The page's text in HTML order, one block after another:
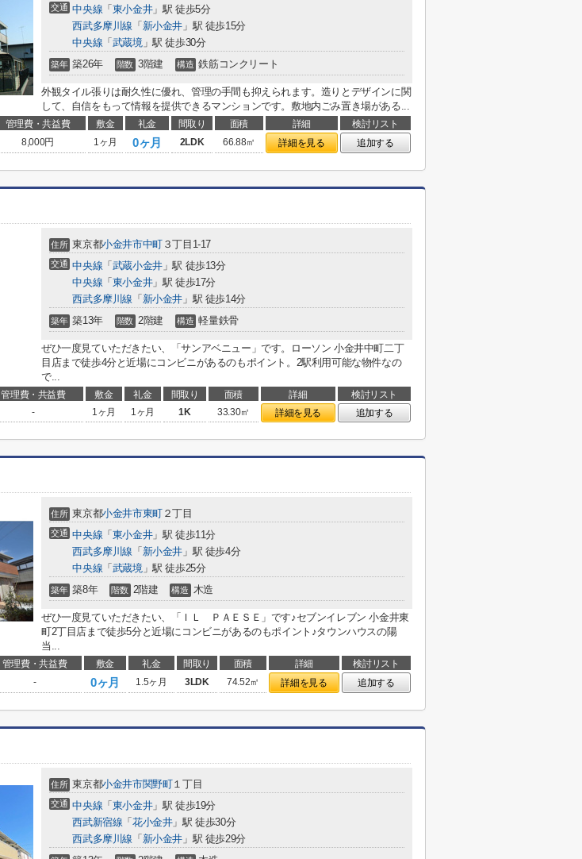
交通 中央線 「 東小金井」駅 徒歩5分
西武多摩川線 「 新小金井 」駅 徒歩15分
中央線 「 武蔵境」駅 徒歩30分
築年 築26年 階数 3階建 構造 鉄筋コンクリート
外観タイル張りは耐久性に優れ、管理の手間も抑えられます。造りとデザインに関
して、自信をもって情報を提供できるマンションです。敷地内ごみ置き場がある...
管理費・共益費 敷金 礼金 間取り 面積 詳細
検討リスト
8,000円 1ヶ月 0ヶ月 2LDK 66.88㎡ 詳細を見る 追加する
住所 東京都小金井市中町３丁目1-17
交通 中央線 「 武蔵小金井」駅 徒歩13分
中央線 「 東小金井」駅 徒歩17分
西武多摩川線 「 新小金井 」駅 徒歩14分
築年 築13年 階数 2階建 構造 軽量鉄骨
ぜひ一度見ていただきたい、「サンアベニュー」です。ローソン 小金井中町二丁
目店まで徒歩4分と近場にコンビニがあるのもポイント。2駅利用可能な物件なの
で...
管理費・共益費 敷金 礼金 間取り 面積 詳細
検討リスト
- 1ヶ月 1ヶ月 1K 33.30㎡ 詳細を見る 追加する
住所 東京都小金井市東町２丁目
交通 中央線 「 東小金井」駅 徒歩11分
西武多摩川線 「 新小金井 」駅 徒歩4分
中央線 「 武蔵境」駅 徒歩25分
築年 築8年 階数 2階建 構造 木造
ぜひ一度見ていただきたい、「ＩＬ ＰＡＥＳＥ」です♪セブンイレブン 小金井東
町2丁目店まで徒歩5分と近場にコンビニがあるのもポイント♪タウンハウスの陽
当...
管理費・共益費 敷金 礼金 間取り 面積 詳細
検討リスト
- 0ヶ月 1.5ヶ月 3LDK 74.52㎡ 詳細を見る 追加する
住所 東京都小金井市関野町１丁目
交通 中央線 「 東小金井」駅 徒歩19分
西武新宿線 「 花小金井」駅 徒歩30分
西武多摩川線 「 新小金井 」駅 徒歩29分